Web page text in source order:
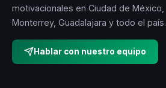
motivacionales en Ciudad de México,
Monterrey, Guadalajara y todo el país.
Hablar con nuestro equipo